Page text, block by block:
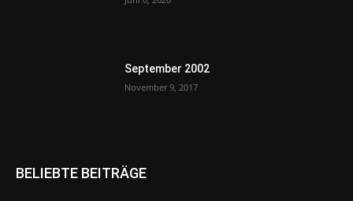
September 2002
November 9, 2017
BELIEBTE BEITRÄGE